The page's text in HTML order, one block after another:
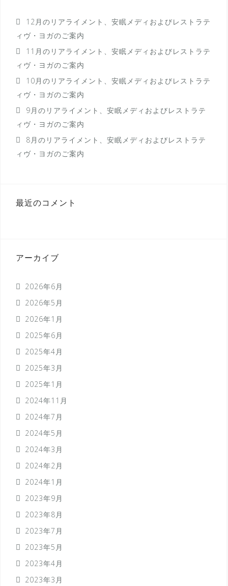
12月のリアライメント、安眠メディおよびレストラテ
ィヴ・ヨガのご案内
11月のリアライメント、安眠メディおよびレストラテ
ィヴ・ヨガのご案内
10月のリアライメント、安眠メディおよびレストラテ
ィヴ・ヨガのご案内
9月のリアライメント、安眠メディおよびレストラテ
ィヴ・ヨガのご案内
8月のリアライメント、安眠メディおよびレストラテ
ィヴ・ヨガのご案内
最近のコメント
アーカイブ
2026年6月
2026年5月
2026年1月
2025年6月
2025年4月
2025年3月
2025年1月
2024年11月
2024年7月
2024年5月
2024年3月
2024年2月
2024年1月
2023年9月
2023年8月
2023年7月
2023年5月
2023年4月
2023年3月